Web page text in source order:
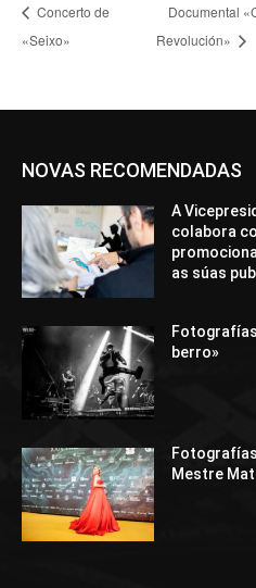
Concerto de
«Seixo»
Documental
Revolución»
NOVAS RECOMENDADAS
A
colabora
as súas
berro»
Mestre